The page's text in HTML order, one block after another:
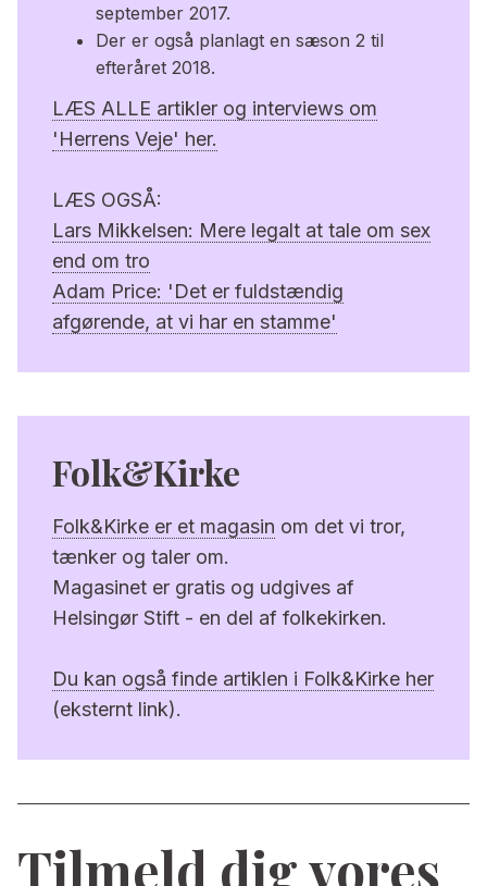
september 2017.
Der er også planlagt en sæson 2 til
efteråret 2018.
LÆS ALLE artikler og interviews om
'Herrens Veje' her.
LÆS OGSÅ:
Lars Mikkelsen: Mere legalt at tale om sex
end om tro
Adam Price: 'Det er fuldstændig
afgørende, at vi har en stamme'
Folk&Kirke
Folk&Kirke er et magasin om det vi tror,
tænker og taler om.
Magasinet er gratis og udgives af
Helsingør Stift - en del af folkekirken.
Du kan også finde artiklen i Folk&Kirke her
(eksternt link).
Tilmeld dig vores